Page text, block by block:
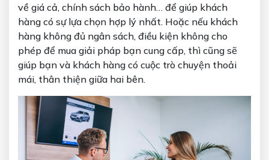
về giá cả, chính sách bảo hành… để giúp khách
hàng có sự lựa chọn hợp lý nhất. Hoặc nếu khách
hàng không đủ ngân sách, điều kiện không cho
phép để mua giải pháp bạn cung cấp, thì cũng sẽ
giúp bạn và khách hàng có cuộc trò chuyện thoải
mái, thân thiện giữa hai bên.